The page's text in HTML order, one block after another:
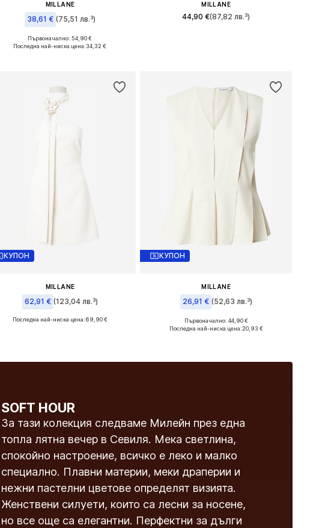
MILLANE
38,61 € (75,51 лв.³)
Налични размери: 36, 38, 40, 42
Първоначално: 54,90 €
Последна най-ниска цена:34,32 €
MILLANE
44,90 €(87,82 лв.³)
КУПОН
MILLANE
62,91 € (123,04 лв.³)
Налични размери: 34, 36, 38, 40, 42, 44
Последна най-ниска цена:69,90 €
КУПОН
MILLANE
26,91 € (52,63 лв.³)
Налични размери: XS, S, M, L, XL, XXL
Първоначално: 44,90 €
Последна най-ниска цена:20,93 €
SOFT HOUR
За тази колекция следваме Милейн през една
топла лятна вечер в Севиля. Мека светлина,
спокойно настроение, всичко е леко и малко
специално. Плавни материи, меки драперии и
нежни пастелни цветове определят визията.
Женствени силуети, които са лесни за носене,
но все още са елегантни. Перфектни за дълги